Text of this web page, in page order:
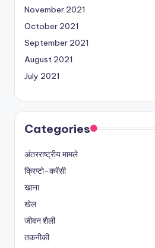
November 2021
October 2021
September 2021
August 2021
July 2021
Categories
अंतरराष्ट्रीय मामले
क्रिप्टो-करेंसी
खाना
खेल
जीवन शैली
तकनीकी